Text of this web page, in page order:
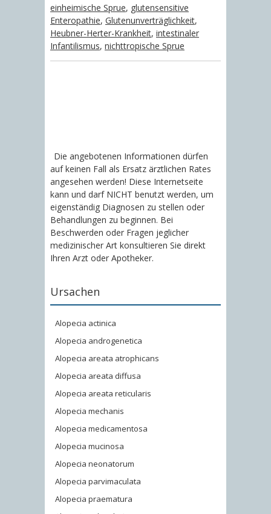
einheimische Sprue, glutensensitive
Enteropathie, Glutenunverträglichkeit,
Heubner-Herter-Krankheit, intestinaler
Infantilismus, nichttropische Sprue
Die angebotenen Informationen dürfen
auf keinen Fall als Ersatz ärztlichen Rates
angesehen werden! Diese Internetseite
kann und darf NICHT benutzt werden, um
eigenständig Diagnosen zu stellen oder
Behandlungen zu beginnen. Bei
Beschwerden oder Fragen jeglicher
medizinischer Art konsultieren Sie direkt
Ihren Arzt oder Apotheker.
Ursachen
Alopecia actinica
Alopecia androgenetica
Alopecia areata atrophicans
Alopecia areata diffusa
Alopecia areata reticularis
Alopecia mechanis
Alopecia medicamentosa
Alopecia mucinosa
Alopecia neonatorum
Alopecia parvimaculata
Alopecia praematura